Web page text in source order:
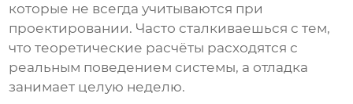
которые не всегда учитываются при
проектировании. Часто сталкиваешься с тем,
что теоретические расчёты расходятся с
реальным поведением системы, а отладка
занимает целую неделю.